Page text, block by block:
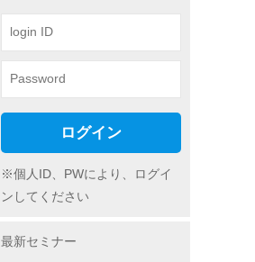
ログイン
※個人ID、PWにより、ログイ
ンしてください
最新セミナー